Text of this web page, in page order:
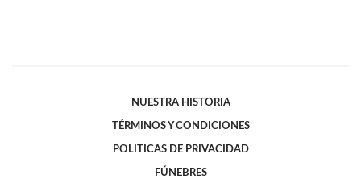
NUESTRA HISTORIA
TÉRMINOS Y CONDICIONES
POLITICAS DE PRIVACIDAD
FÚNEBRES